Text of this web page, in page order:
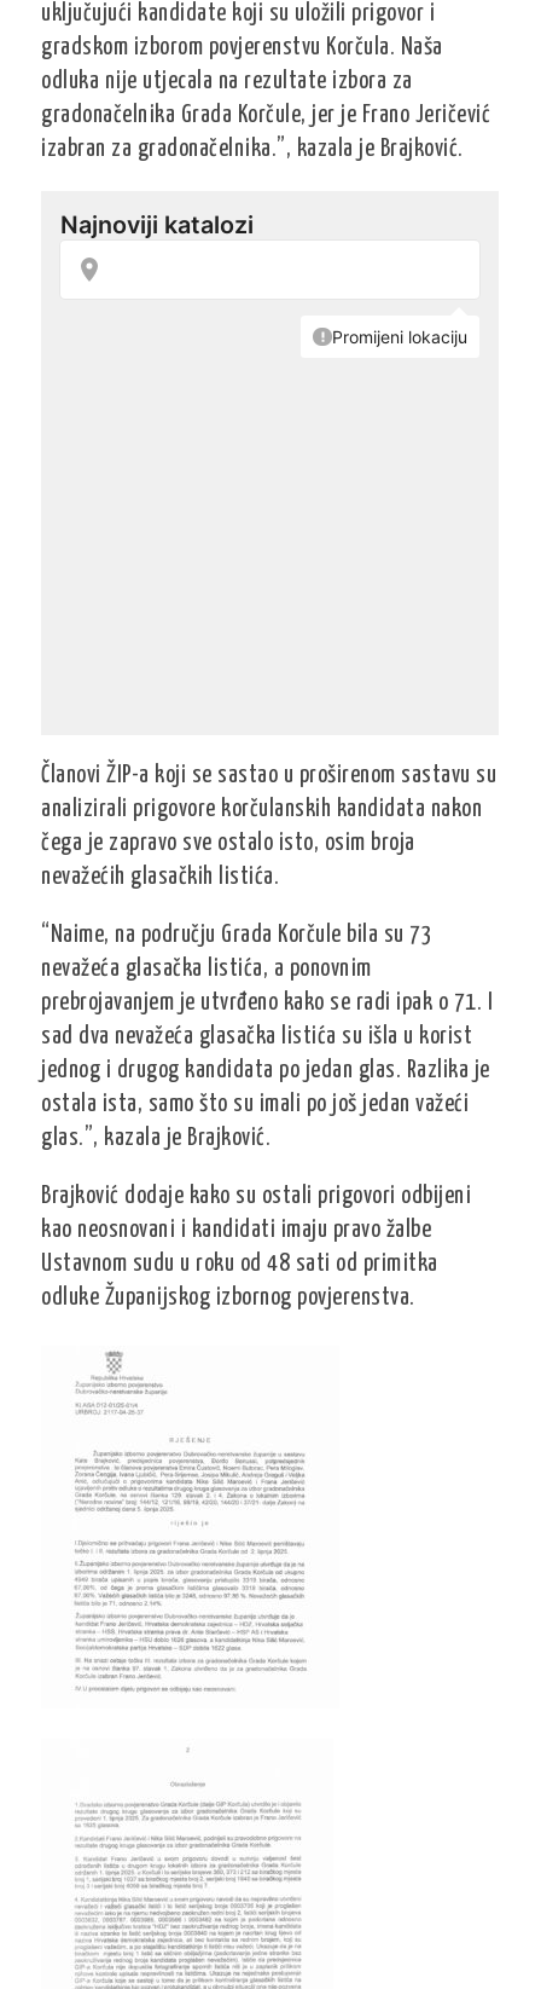
uključujući kandidate koji su uložili prigovor i
gradskom izborom povjerenstvu Korčula. Naša
odluka nije utjecala na rezultate izbora za
gradonačelnika Grada Korčule, jer je Frano Jeričević
izabran za gradonačelnika.”, kazala je Brajković.
Članovi ŽIP-a koji se sastao u proširenom sastavu su
analizirali prigovore korčulanskih kandidata nakon
čega je zapravo sve ostalo isto, osim broja
nevažećih glasačkih listića.
“Naime, na području Grada Korčule bila su 73
nevažeća glasačka listića, a ponovnim
prebrojavanjem je utvrđeno kako se radi ipak o 71. I
sad dva nevažeća glasačka listića su išla u korist
jednog i drugog kandidata po jedan glas. Razlika je
ostala ista, samo što su imali po još jedan važeći
glas.”, kazala je Brajković.
Brajković dodaje kako su ostali prigovori odbijeni
kao neosnovani i kandidati imaju pravo žalbe
Ustavnom sudu u roku od 48 sati od primitka
odluke Županijskog izbornog povjerenstva.